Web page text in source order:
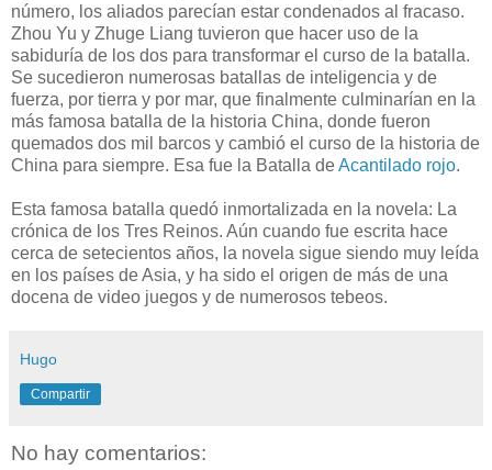
número, los aliados parecían estar condenados al fracaso.
Zhou Yu y Zhuge Liang tuvieron que hacer uso de la
sabiduría de los dos para transformar el curso de la batalla.
Se sucedieron numerosas batallas de inteligencia y de
fuerza, por tierra y por mar, que finalmente culminarían en la
más famosa batalla de la historia China, donde fueron
quemados dos mil barcos y cambió el curso de la historia de
China para siempre. Esa fue la Batalla deAcantilado rojo.
Esta famosa batalla quedó inmortalizada en la novela: La
crónica de los Tres Reinos. Aún cuando fue escrita hace
cerca de setecientos años, la novela sigue siendo muy leída
en los países de Asia, y ha sido el origen de más de una
docena de video juegos y de numerosos tebeos.
Hugo
Compartir
No hay comentarios: